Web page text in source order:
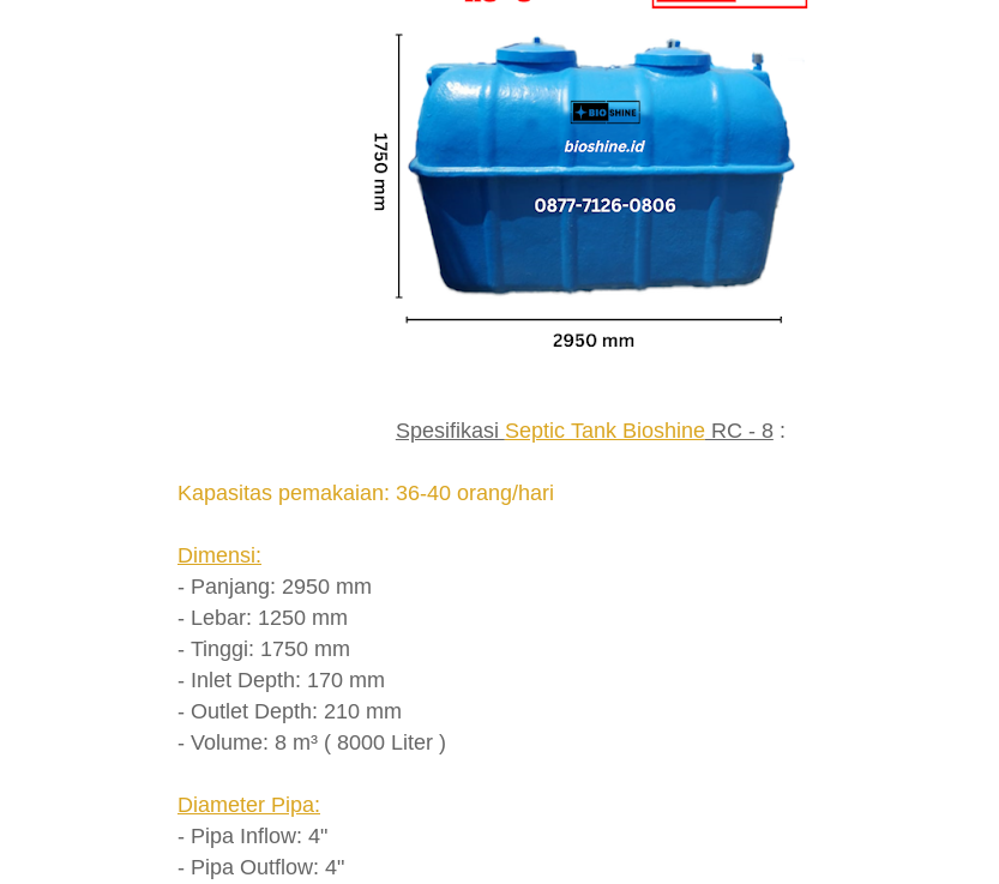
Spesifikasi Septic Tank BioshineRC - 8:
Kapasitas pemakaian: 36-40 orang/hari
Dimensi:
- Panjang: 2950 mm
- Lebar: 1250 mm
- Tinggi: 1750 mm
- Inlet Depth: 170 mm
- Outlet Depth: 210 mm
- Volume: 8 m³ ( 8000 Liter )
Diameter Pipa:
- Pipa Inflow: 4"
- Pipa Outflow: 4"